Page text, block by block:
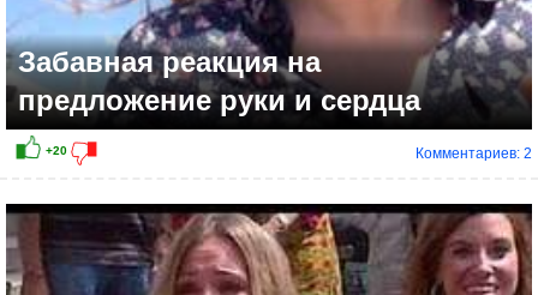
+7
Забавная реакция на
предложение руки и сердца
Комментариев: 2